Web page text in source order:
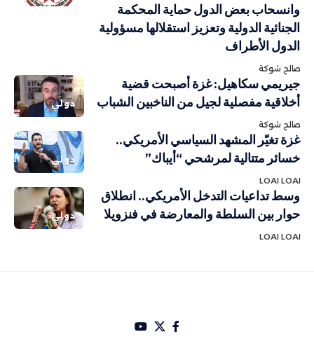
وانسحاب بعض الدول حماية المحكمة
الجنائية الدولية وتعزيز استقلالها مسؤولية
الدول الأطراف
صالح شوكة
دولي
جيريمي سكاهيل: غزة أصبحت قضية
أخلاقية مفصلية لجيل من الناخبين الشباب
صالح شوكة
دولي
غزة تغيّر المشهد السياسي الأمريكي..
خسائر متتالية لمرشحي “أيباك”
LOAI LOAI
دولي
وسط تداعيات التدخل الأمريكي.. انطلاق
حوار بين السلطة والمعارضة في فنزويلا
LOAI LOAI